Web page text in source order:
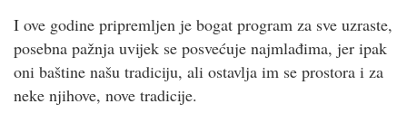
I ove godine pripremljen je bogat program za sve uzraste,
posebna pažnja uvijek se posvećuje najmlađima, jer ipak
oni baštine našu tradiciju, ali ostavlja im se prostora i za
neke njihove, nove tradicije.